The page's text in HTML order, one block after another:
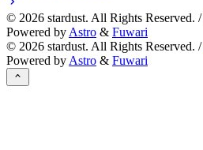
© 2026 stardust. All Rights Reserved. /
Powered by Astro & Fuwari
© 2026 stardust. All Rights Reserved. /
Powered by Astro & Fuwari